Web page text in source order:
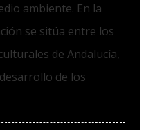
ambiente. En la
se sitúa entre los
de Andalucía,
de los